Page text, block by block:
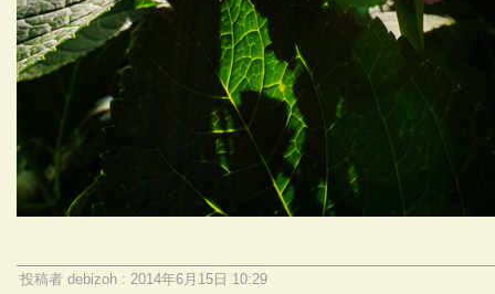
投稿者 debizoh : 2014年6月15日 10:29